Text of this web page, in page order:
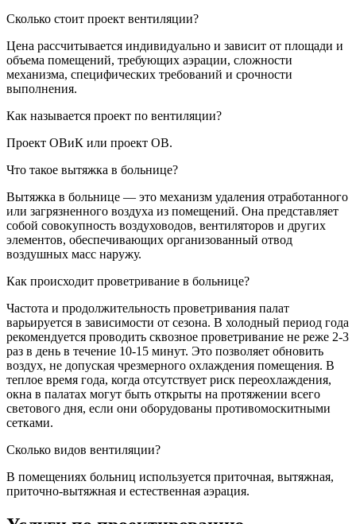
Сколько стоит проект вентиляции?
Цена рассчитывается индивидуально и зависит от площади и
объема помещений, требующих аэрации, сложности
механизма, специфических требований и срочности
выполнения.
Как называется проект по вентиляции?
Проект ОВиК или проект ОВ.
Что такое вытяжка в больнице?
Вытяжка в больнице — это механизм удаления отработанного
или загрязненного воздуха из помещений. Она представляет
собой совокупность воздуховодов, вентиляторов и других
элементов, обеспечивающих организованный отвод
воздушных масс наружу.
Как происходит проветривание в больнице?
Частота и продолжительность проветривания палат
варьируется в зависимости от сезона. В холодный период года
рекомендуется проводить сквозное проветривание не реже 2-3
раз в день в течение 10-15 минут. Это позволяет обновить
воздух, не допуская чрезмерного охлаждения помещения. В
теплое время года, когда отсутствует риск переохлаждения,
окна в палатах могут быть открыты на протяжении всего
светового дня, если они оборудованы противомоскитными
сетками.
Сколько видов вентиляции?
В помещениях больниц используется приточная, вытяжная,
приточно-вытяжная и естественная аэрация.